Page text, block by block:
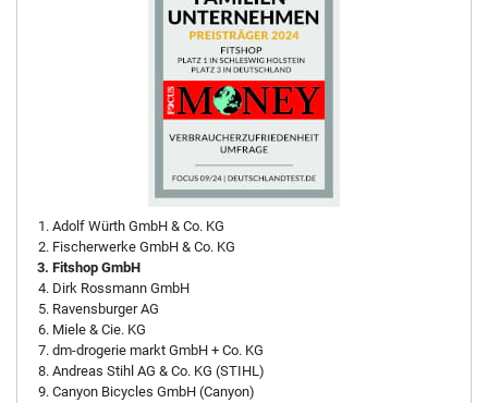
Adolf Würth GmbH & Co. KG
Fischerwerke GmbH & Co. KG
Fitshop GmbH
Dirk Rossmann GmbH
Ravensburger AG
Miele & Cie. KG
dm-drogerie markt GmbH + Co. KG
Andreas Stihl AG & Co. KG (STIHL)
Canyon Bicycles GmbH (Canyon)